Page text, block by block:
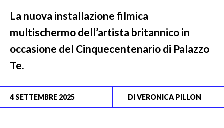
La nuova installazione filmica
multischermo dell’artista britannico in
occasione del Cinquecentenario di Palazzo
Te.
4 SETTEMBRE 2025 DI VERONICA PILLON